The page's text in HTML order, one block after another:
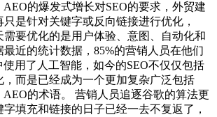
AEO的爆发式增长对SEO的要求，外贸建
是针对关键字或反向链接进行优化，
需要优化的是用户体验、意图、自动化和
最近的统计数据，85%的营销人员在他们
使用了人工智能，如今的SEO不仅仅包括
，而是已经成为一个更加复杂广泛包括
AEO的术语。 营销人员追逐谷歌的算法更
字填充和链接的日子已经一去不复返了，